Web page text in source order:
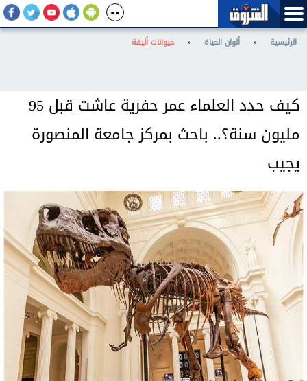
الرئيسية › ألوان الحياة › حيوانات أليفة
كيف حدد العلماء عمر حفرية عاشت قبل 95
مليون سنة؟.. باحث بمركز جامعة المنصورة
يجيب